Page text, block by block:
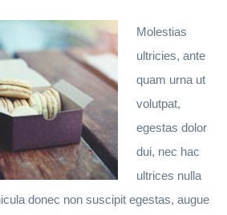
Molestias
ultricies, ante
quam urna ut
volutpat,
egestas dolor
dui, nec hac
ultrices nulla
donec non suscipit egestas, augue